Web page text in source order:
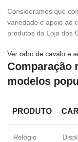
Consideramos que
variedade e apoio ao
produtos da Loja dos
Ver rabo de cavalo e
Comparação
modelos
PRODUTO
Relógio